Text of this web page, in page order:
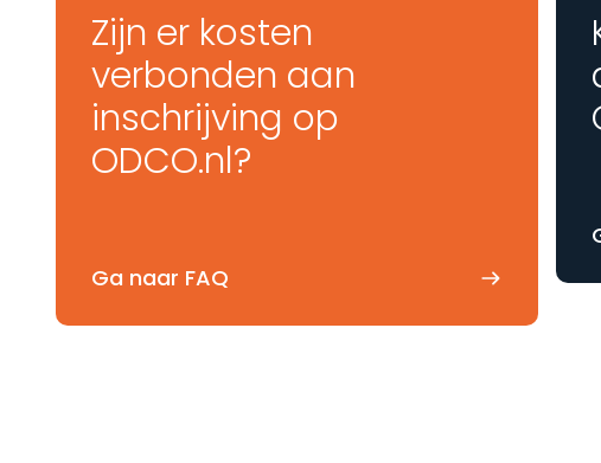
Zijn er kosten
verbonden aan
inschrijving op
ODCO.nl?
Ga naar FAQ